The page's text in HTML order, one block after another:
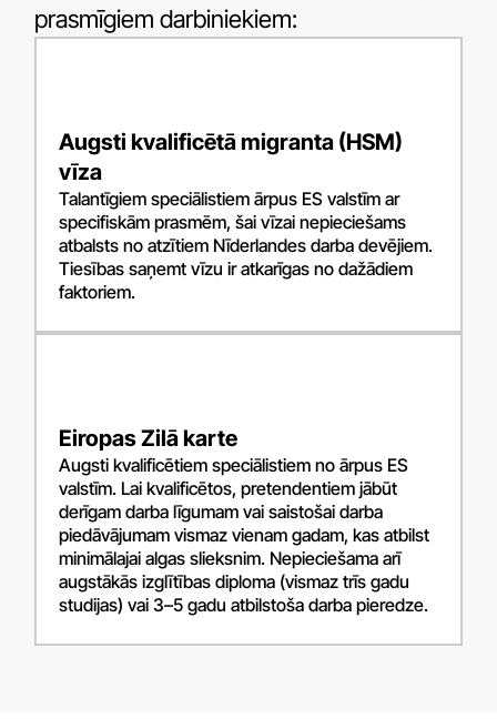
prasmīgiem darbiniekiem:
Augsti kvalificētā migranta (HSM)
vīza
Talantīgiem speciālistiem ārpus ES valstīm ar
specifiskām prasmēm, šai vīzai nepieciešams
atbalsts no atzītiem Nīderlandes darba devējiem.
Tiesības saņemt vīzu ir atkarīgas no dažādiem
faktoriem.
Eiropas Zilā karte
Augsti kvalificētiem speciālistiem no ārpus ES
valstīm. Lai kvalificētos, pretendentiem jābūt
derīgam darba līgumam vai saistošai darba
piedāvājumam vismaz vienam gadam, kas atbilst
minimālajai algas slieksnim. Nepieciešama arī
augstākās izglītības diploma (vismaz trīs gadu
studijas) vai 3–5 gadu atbilstoša darba pieredze.